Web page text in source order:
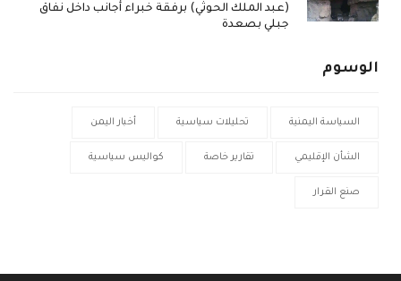
(عبد الملك الحوثي) برفقة خبراء أجانب داخل نفاق
جبلي بصعدة
الوسوم
السياسة اليمنية تحليلات سياسية أخبار اليمن
الشأن الإقليمي تقارير خاصة كواليس سياسية
صنع القرار